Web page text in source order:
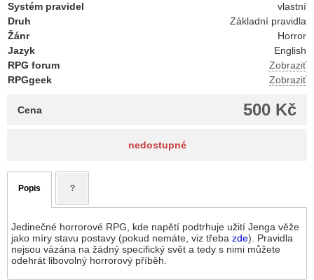
Systém pravidel
vlastní
Druh
Základní pravidla
Žánr
Horror
Jazyk
English
RPG forum
Zobraziť
RPGgeek
Zobraziť
500 Kč
Cena
nedostupné
Popis ?
Jedinečné horrorové RPG, kde napětí podtrhuje užití Jenga věže
jako míry stavu postavy (pokud nemáte, viz třeba zde). Pravidla
nejsou vázána na žádný specifický svět a tedy s nimi můžete
odehrát libovolný horrorový příběh.